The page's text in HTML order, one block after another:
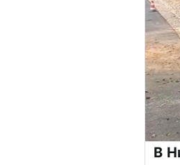
В